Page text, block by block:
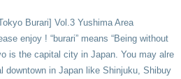
Burari] Vol.3 Yushima Area
enjoy ! “burari” means “Being without
is the capital city in Japan. You may alre
downtown in Japan like Shinjuku, Shibuy